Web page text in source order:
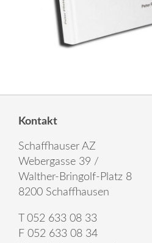
Kontakt
Schaffhauser AZ
Webergasse 39 /
Walther-Bringolf-Platz 8
8200 Schaffhausen
T 052 633 08 33
F 052 633 08 34